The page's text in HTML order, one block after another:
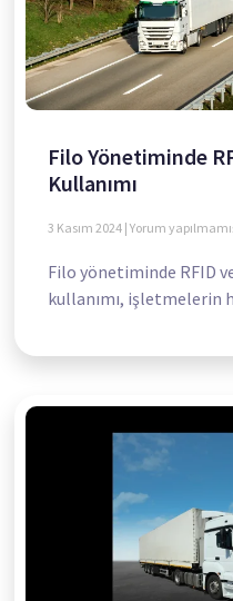
Filo Yönetiminde
Kullanımı
3 Kasım 2024 Yorum
Filo yönetiminde RFID
kullanımı, işletmelerin